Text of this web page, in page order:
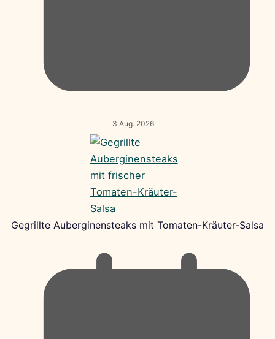
3 Aug. 2026
Gegrillte Auberginensteaks mit Tomaten-Kräuter-Salsa